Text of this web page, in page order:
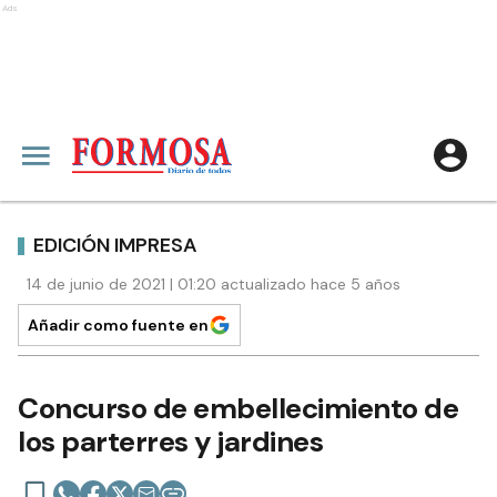
Ads
EDICIÓN IMPRESA
14 de junio de 2021 | 01:20 actualizado hace 5 años
Añadir como fuente en
Concurso de embellecimiento de
los parterres y jardines